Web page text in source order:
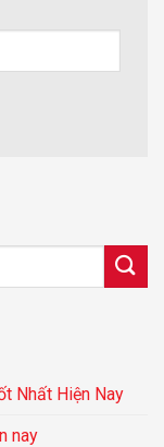
Nhất Hiện Nay
nay